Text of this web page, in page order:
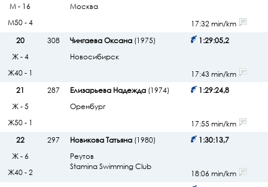
Москва
М - 16
М50 - 4
17:32 min/km
20
308 Чингаева Оксана(1975)
Новосибирск
1:29:05,2
Ж - 4
Ж40 - 1
17:43 min/km
21
287 Елизарьева Надежда(1974)
Оренбург
1:29:24,8
Ж - 5
Ж50 - 1
17:55 min/km
22
297 Новикова Татьяна(1980)
Реутов
Stamina Swimming Club
1:30:13,7
Ж - 6
Ж40 - 2
18:06 min/km